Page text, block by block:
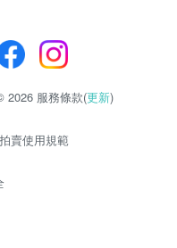
2026 服務條款(更新)
拍賣使用規範